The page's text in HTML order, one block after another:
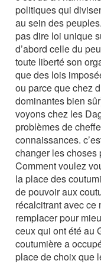
politiques qui
au sein des
pas dire loi unique
d’abord celle du
toute liberté son
que des lois
ou parce que chez
dominantes bien
voyons chez les
problèmes de
connaissances.
changer les choses
Comment voulez
la place des
de pouvoir aux
récalcitrant avec ce
remplacer pour
ceux qui ont été au
coutumière a
place de choix que